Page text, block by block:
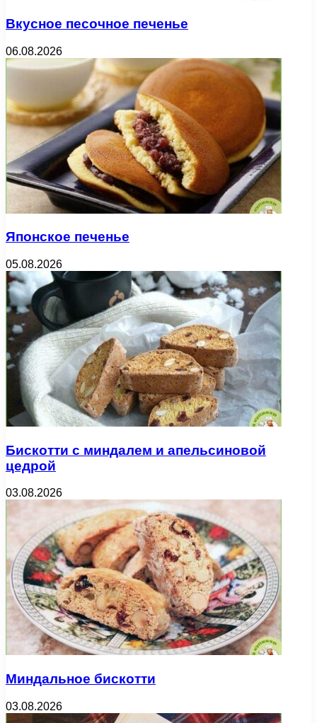
Вкусное песочное печенье
06.08.2026
Японское печенье
05.08.2026
Бискотти с миндалем и апельсиновой
цедрой
03.08.2026
Миндальное бискотти
03.08.2026